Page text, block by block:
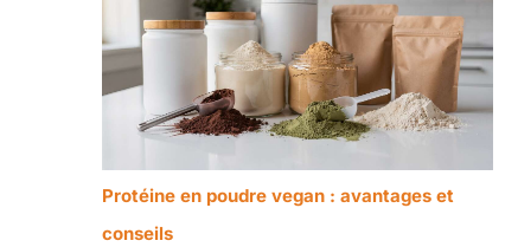
Protéine en poudre vegan : avantages et
conseils